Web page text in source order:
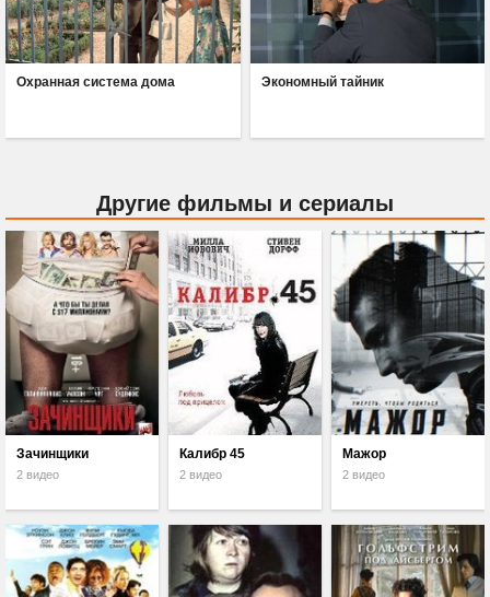
Охранная система дома Экономный тайник
Другие фильмы и сериалы
Зачинщики
2 видео
Калибр 45
2 видео
Мажор
2 видео